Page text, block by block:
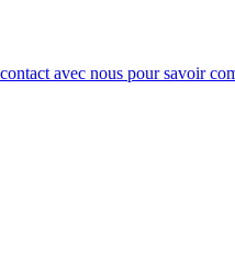
avec nous pour savoir